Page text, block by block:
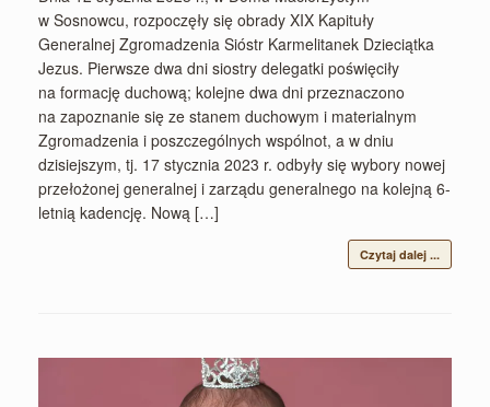
w Sosnowcu, rozpoczęły się obrady XIX Kapituły
Generalnej Zgromadzenia Sióstr Karmelitanek Dzieciątka
Jezus. Pierwsze dwa dni siostry delegatki poświęciły
na formację duchową; kolejne dwa dni przeznaczono
na zapoznanie się ze stanem duchowym i materialnym
Zgromadzenia i poszczególnych wspólnot, a w dniu
dzisiejszym, tj. 17 stycznia 2023 r. odbyły się wybory nowej
przełożonej generalnej i zarządu generalnego na kolejną 6-
letnią kadencję. Nową […]
Czytaj dalej ...